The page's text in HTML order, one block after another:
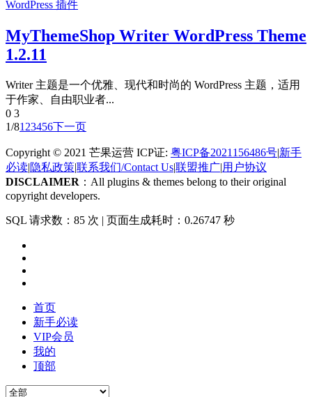
WordPress 插件
MyThemeShop Writer WordPress Theme
1.2.11
Writer 主题是一个优雅、现代和时尚的 WordPress 主题，适用
于作家、自由职业者...
0 3
1/81 23456下一页
Copyright © 2021 芒果运营 ICP证: 粤ICP备2021156486号|新手
必读|隐私政策|联系我们/Contact Us|联盟推广|用户协议
DISCLAIMER ：All plugins & themes belong to their original
copyright developers.
SQL 请求数：85 次 | 页面生成耗时：0.26747 秒
首页
新手必读
VIP会员
我的
顶部